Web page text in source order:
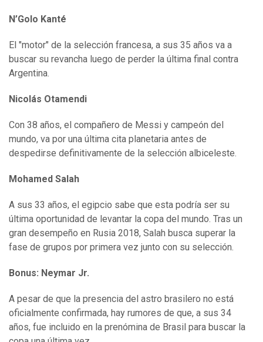
N’Golo Kanté
El "motor" de la selección francesa, a sus 35 años va a
buscar su revancha luego de perder la última final contra
Argentina.
Nicolás Otamendi
Con 38 años, el compañero de Messi y campeón del
mundo, va por una última cita planetaria antes de
despedirse definitivamente de la selección albiceleste.
Mohamed Salah
A sus 33 años, el egipcio sabe que esta podría ser su
última oportunidad de levantar la copa del mundo. Tras un
gran desempeño en Rusia 2018, Salah busca superar la
fase de grupos por primera vez junto con su selección.
Bonus: Neymar Jr.
A pesar de que la presencia del astro brasilero no está
oficialmente confirmada, hay rumores de que, a sus 34
años, fue incluido en la prenómina de Brasil para buscar la